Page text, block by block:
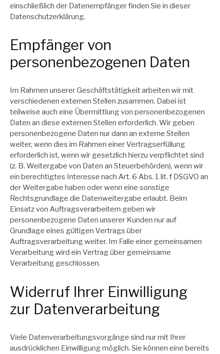
einschließlich der Datenempfänger finden Sie in dieser
Datenschutzerklärung.
Empfänger von
personenbezogenen Daten
Im Rahmen unserer Geschäftstätigkeit arbeiten wir mit
verschiedenen externen Stellen zusammen. Dabei ist
teilweise auch eine Übermittlung von personenbezogenen
Daten an diese externen Stellen erforderlich. Wir geben
personenbezogene Daten nur dann an externe Stellen
weiter, wenn dies im Rahmen einer Vertragserfüllung
erforderlich ist, wenn wir gesetzlich hierzu verpflichtet sind
(z. B. Weitergabe von Daten an Steuerbehörden), wenn wir
ein berechtigtes Interesse nach Art. 6 Abs. 1 lit. f DSGVO an
der Weitergabe haben oder wenn eine sonstige
Rechtsgrundlage die Datenweitergabe erlaubt. Beim
Einsatz von Auftragsverarbeitern geben wir
personenbezogene Daten unserer Kunden nur auf
Grundlage eines gültigen Vertrags über
Auftragsverarbeitung weiter. Im Falle einer gemeinsamen
Verarbeitung wird ein Vertrag über gemeinsame
Verarbeitung geschlossen.
Widerruf Ihrer Einwilligung
zur Datenverarbeitung
Viele Datenverarbeitungsvorgänge sind nur mit Ihrer
ausdrücklichen Einwilligung möglich. Sie können eine bereits